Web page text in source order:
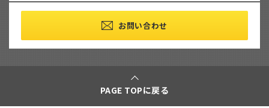
お問い合わせ
PAGE TOPに戻る